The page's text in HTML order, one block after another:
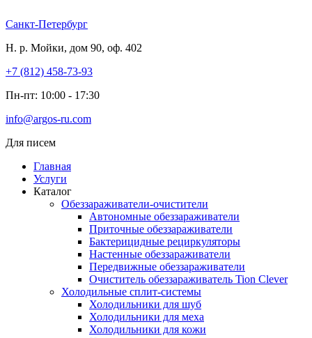
к
Санкт-Петербург
Н. р. Мойки, дом 90, оф. 402
+7 (812) 458-73-93
Пн-пт: 10:00 - 17:30
info@argos-ru.com
Для писем
Главная
Услуги
Каталог
Обеззараживатели-очистители
Автономные обеззараживатели
Приточные обеззараживатели
Бактерицидные рециркуляторы
Настенные обеззараживатели
Передвижные обеззараживатели
Очиститель обеззараживатель Tion Clever
Холодильные сплит-системы
Холодильники для шуб
Холодильники для меха
Холодильники для кожи